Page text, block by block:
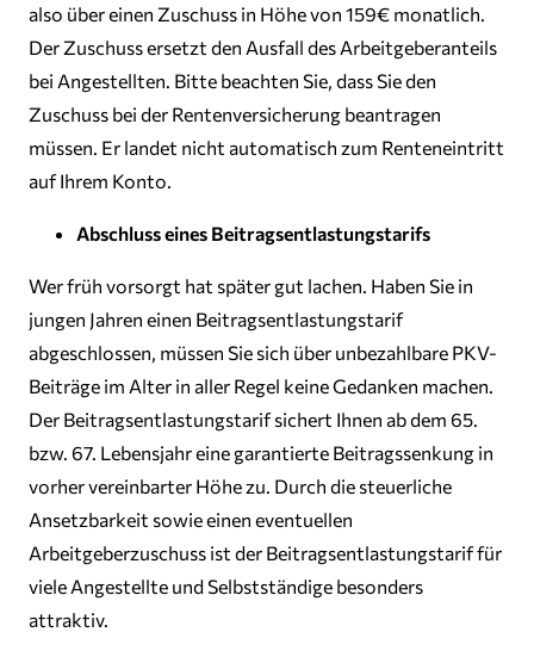
also über einen Zuschuss in Höhe von 159€ monatlich.
Der Zuschuss ersetzt den Ausfall des Arbeitgeberanteils
bei Angestellten. Bitte beachten Sie, dass Sie den
Zuschuss bei der Rentenversicherung beantragen
müssen. Er landet nicht automatisch zum Renteneintritt
auf Ihrem Konto.
Abschluss eines Beitragsentlastungstarifs
Wer früh vorsorgt hat später gut lachen. Haben Sie in
jungen Jahren einen Beitragsentlastungstarif
abgeschlossen, müssen Sie sich über unbezahlbare PKV-
Beiträge im Alter in aller Regel keine Gedanken machen.
Der Beitragsentlastungstarif sichert Ihnen ab dem 65.
bzw. 67. Lebensjahr eine garantierte Beitragssenkung in
vorher vereinbarter Höhe zu. Durch die steuerliche
Ansetzbarkeit sowie einen eventuellen
Arbeitgeberzuschuss ist der Beitragsentlastungstarif für
viele Angestellte und Selbstständige besonders
attraktiv.